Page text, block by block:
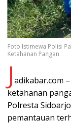
Foto Istimewa Polisi
Ketahanan Pangan
Jadikabar.com
ketahanan
Polresta
pemantauan